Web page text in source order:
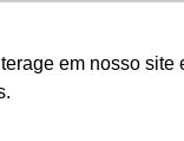
em nosso
em nosso
PRESENTES